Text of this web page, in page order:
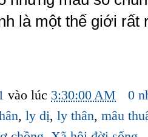
là một thế giới rất
vào lúc 3:30:00 AM
0
,ly dị,ly thân,mâu